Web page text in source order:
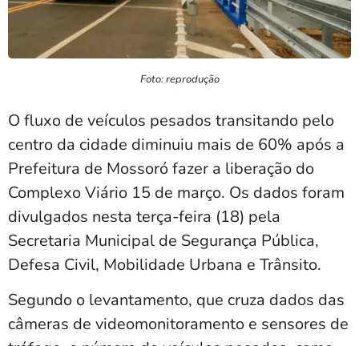
Foto: reprodução
O fluxo de veículos pesados transitando pelo
centro da cidade diminuiu mais de 60% após a
Prefeitura de Mossoró fazer a liberação do
Complexo Viário 15 de março. Os dados foram
divulgados nesta terça-feira (18) pela
Secretaria Municipal de Segurança Pública,
Defesa Civil, Mobilidade Urbana e Trânsito.
Segundo o levantamento, que cruza dados das
câmeras de videomonitoramento e sensores de